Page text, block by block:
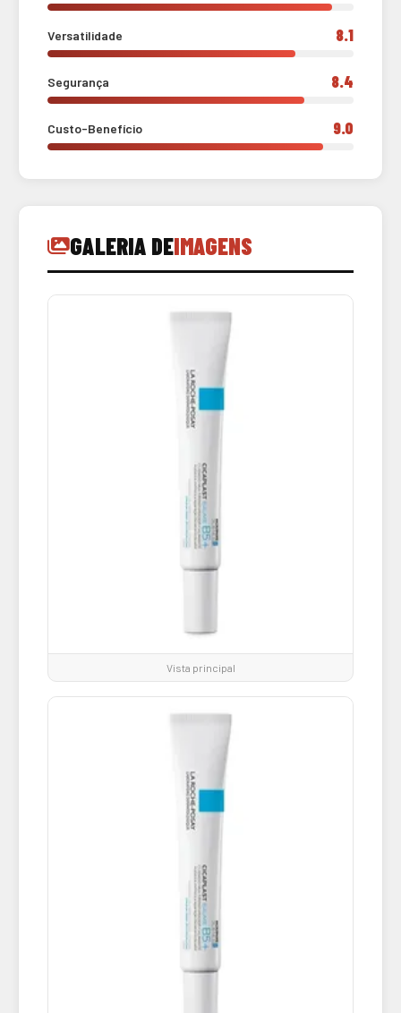
Versatilidade 8.1
Segurança 8.4
Custo-Benefício 9.0
GALERIA DEIMAGENS
Vista principal